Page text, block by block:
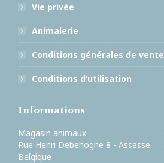
Vie privée
Animalerie
Conditions générales de vente
Conditions d’utilisation
Informations
Magasin animaux
Rue Henri Debehogne 8 - Assesse
Belgique